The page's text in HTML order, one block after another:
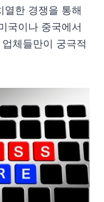
열한 경쟁을 통해
국이나 중국에서
체들만이 궁극적